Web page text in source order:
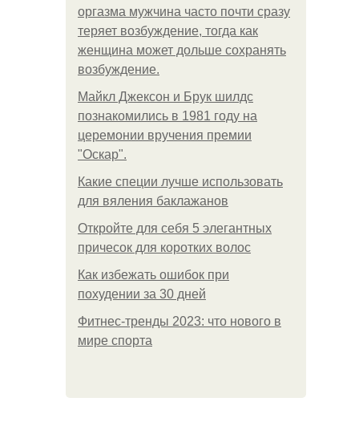
оргазма мужчина часто почти сразу
теряет возбуждение, тогда как
женщина может дольше сохранять
возбуждение.
Майкл Джексон и Брук шилдс
познакомились в 1981 году на
церемонии вручения премии
"Оскар".
Какие специи лучше использовать
для вяления баклажанов
Откройте для себя 5 элегантных
причесок для коротких волос
Как избежать ошибок при
похудении за 30 дней
Фитнес-тренды 2023: что нового в
мире спорта